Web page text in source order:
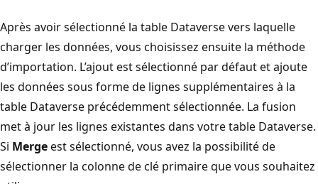
Après avoir sélectionné la table Dataverse vers laquelle
charger les données, vous choisissez ensuite la méthode
d’importation. L’ajout est sélectionné par défaut et ajoute
les données sous forme de lignes supplémentaires à la
table Dataverse précédemment sélectionnée. La fusion
met à jour les lignes existantes dans votre table Dataverse.
Si Mergeest sélectionné, vous avez la possibilité de
sélectionner la colonne de clé primaire que vous souhaitez